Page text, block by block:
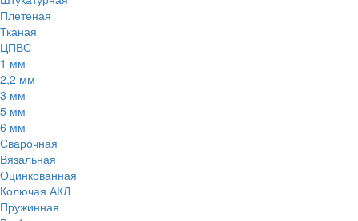
Плетеная
Тканая
ЦПВС
1 мм
2,2 мм
3 мм
5 мм
6 мм
Сварочная
Вязальная
Оцинкованная
Колючая АКЛ
Пружинная